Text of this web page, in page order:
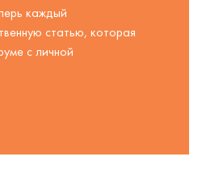
каждый
статью, которая
с личной